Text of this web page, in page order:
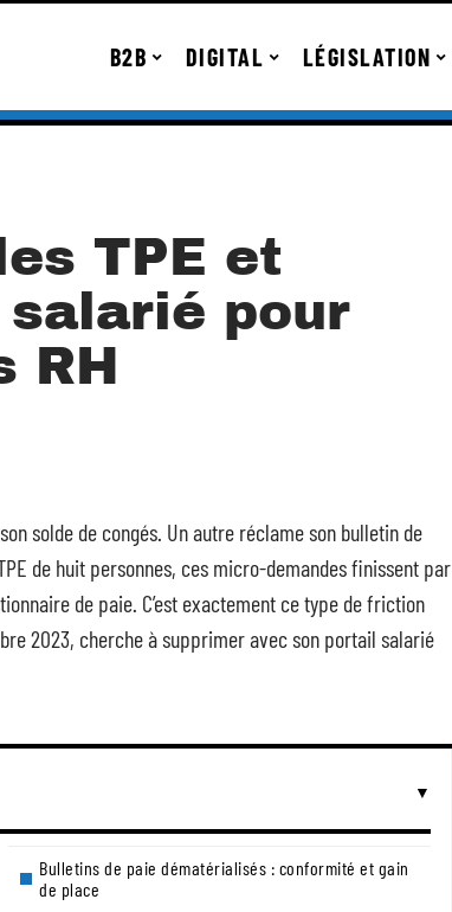
B2B DIGITAL LÉGISLATION
TPE et
pour
RH
solde de congés. Un autre réclame son bulletin de
de huit personnes, ces micro-demandes finissent par
de paie. C’est exactement ce type de friction
2023, cherche à supprimer avec son portail salarié
Bulletins de paie dématérialisés : conformité et gain
de place